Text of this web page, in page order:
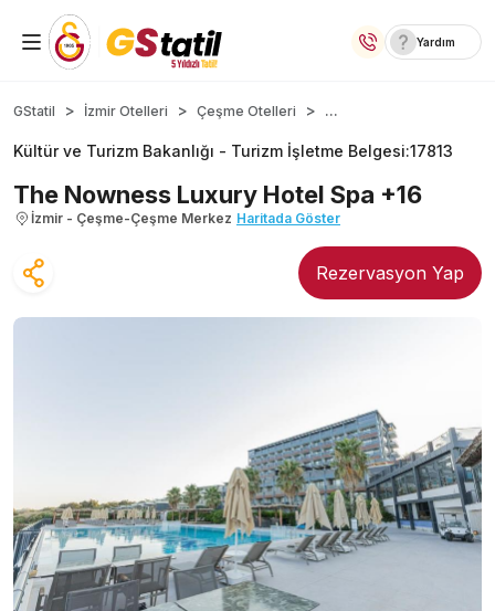
Yurt İçi Oteller
Temalı Oteller
Kıbrıs Otelleri
Taraftar Otelleri
Yurt Dışı Turlar
Yardım
GStatil İzmir Otelleri Çeşme Otelleri ...
Kültür ve Turizm Bakanlığı - Turizm İşletme Belgesi:17813
The Nowness Luxury Hotel Spa +16
İzmir - Çeşme-Çeşme Merkez Haritada Göster
Rezervasyon Yap